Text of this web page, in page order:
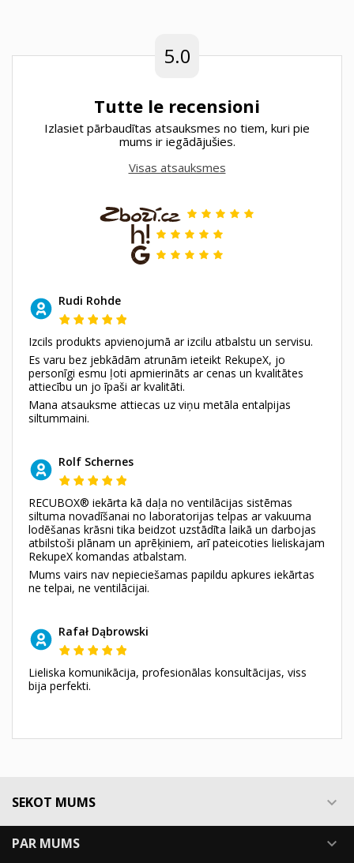
5.0
Tutte le recensioni
Izlasiet pārbaudītas atsauksmes no tiem, kuri pie
mums ir iegādājušies.
Visas atsauksmes
Rudi Rohde
Izcils produkts apvienojumā ar izcilu atbalstu un servisu.
Es varu bez jebkādām atrunām ieteikt RekupeX, jo
personīgi esmu ļoti apmierināts ar cenas un kvalitātes
attiecību un jo īpaši ar kvalitāti.
Mana atsauksme attiecas uz viņu metāla entalpijas
siltummaini.
Rolf Schernes
RECUBOX® iekārta kā daļa no ventilācijas sistēmas
siltuma novadīšanai no laboratorijas telpas ar vakuuma
lodēšanas krāsni tika beidzot uzstādīta laikā un darbojas
atbilstoši plānam un aprēķiniem, arī pateicoties lieliskajam
RekupeX komandas atbalstam.
Mums vairs nav nepieciešamas papildu apkures iekārtas
ne telpai, ne ventilācijai.
Rafał Dąbrowski
Lieliska komunikācija, profesionālas konsultācijas, viss
bija perfekti.
SEKOT MUMS 
PAR MUMS 